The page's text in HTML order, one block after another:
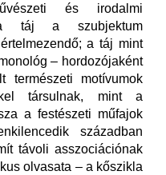
és irodalmi
a táj a szubjektum
a táj mint
– hordozójaként
természeti motívumok
társulnak, mint a
a festészeti műfajok
században
távoli asszociációnak
olvasata – a kőszikla